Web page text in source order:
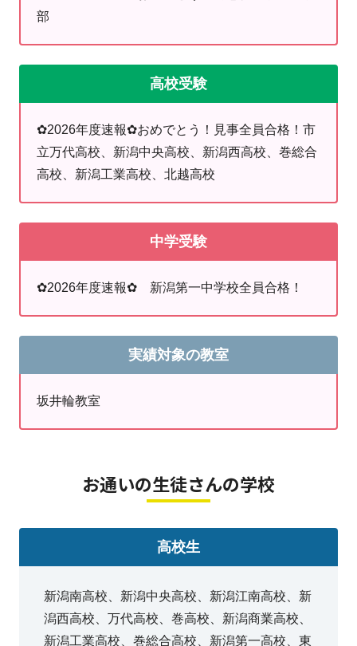
＊学習時間確保
＊定期的に楽しく学べる学習イベントも実施中！
→中学受験プランはこちら
【高校生】
＊個別指導と映像授業を組み合わせたハイブリッド学習を活用
し、志望校と受験日から逆算し最適なスケジュールをご提案！
学校進度に合わせた授業を実施！特に評定をあげたい生徒向
け！
→高校生学習プランはこちら
す！！
・小学２年生から高校生まで受付！
・PCに慣れてほしい…
勉強に関することもトータルでサポートできま
す♬
坂井輪教室のインスタはこちら！
部
高校受験
✿2026年度速報✿おめでとう！見事全員合格！市
立万代高校、新潟中央高校、新潟西高校、巻総合
高校、新潟工業高校、北越高校
中学受験
✿2026年度速報✿ 新潟第一中学校全員合格！
実績対象の教室
坂井輪教室
お通いの生徒さんの学校
高校生
新潟南高校、新潟中央高校、新潟江南高校、新
潟西高校、万代高校、巻高校、新潟商業高校、
新潟工業高校、巻総合高校、新潟第一高校、東